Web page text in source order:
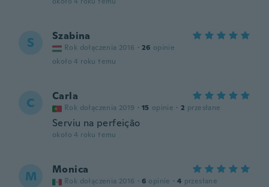
S Szabina
Rok dołączenia 2016 · 26 opinie
około 4 roku temu
C Carla
Rok dołączenia 2019 · 15 opinie · 2 przesłane
Serviu na perfeição
około 4 roku temu
M Monica
Rok dołączenia 2016 · 6 opinie · 4 przesłane